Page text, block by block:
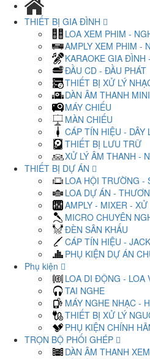
THIẾT BỊ GIA ĐÌNH
LOA XEM PHIM -
AMPLY XEM PHIM -
KARAOKE GIA ĐÌNH
ĐẦU CD - ĐẦU PHÁT
THIẾT BỊ XỬ LÝ
DÀN ÂM THANH
MÁY CHIẾU
MÀN CHIẾU
CÁP TÍN HIỆU - DÂY
THIẾT BỊ LƯU TRỮ
XỬ LÝ ÂM THANH -
THIẾT BỊ DỰ ÁN
LOA HỘI TRƯỜNG -
LOA DỰ ÁN -
AMPLY - MIXER - XỬ
MICRO CHUYÊN
ĐÈN SÂN KHẤU
CÁP TÍN HIỆU -
PHỤ KIỆN DỰ ÁN
Phụ kiện
LOA DI ĐỘNG - LOA
TAI NGHE
MÁY NGHE NHẠC -
THIẾT BỊ XỬ LÝ
PHỤ KIỆN CHÍNH
TRỌN BỘ PHỐI GHÉP
DÀN ÂM THANH